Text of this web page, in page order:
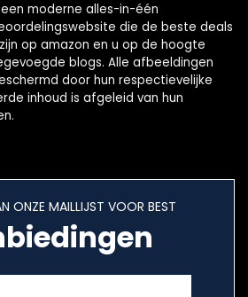
moderne alles-in-één
die de beste deals
op amazon en u op de hoogte
blogs. Alle afbeeldingen
door hun respectievelijke
inhoud is afgeleid van hun
ONZE MAILLIJST VOOR BEST